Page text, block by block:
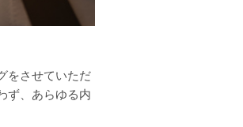
をさせていただ
ず、あらゆる内